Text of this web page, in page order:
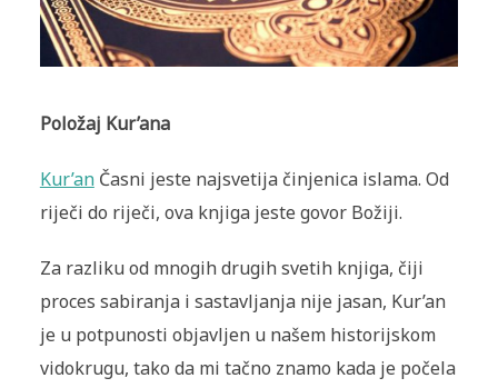
Položaj Kur’ana
Kur’anČasni jeste najsvetija činjenica islama. Od
riječi do riječi, ova knjiga jeste govor Božiji.
Za razliku od mnogih drugih svetih knjiga, čiji
proces sabiranja i sastavljanja nije jasan, Kur’an
je u potpunosti objavljen u našem historijskom
vidokrugu, tako da mi tačno znamo kada je počela